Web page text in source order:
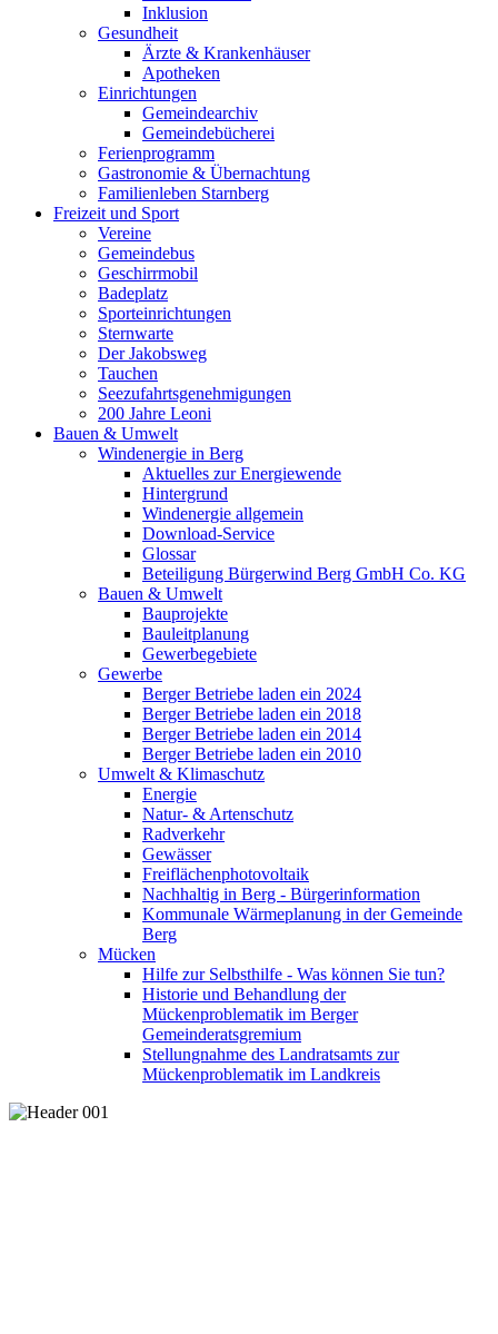
Inklusion
Gesundheit
Ärzte & Krankenhäuser
Apotheken
Einrichtungen
Gemeindearchiv
Gemeindebücherei
Ferienprogramm
Gastronomie & Übernachtung
Familienleben Starnberg
Freizeit und Sport
Vereine
Gemeindebus
Geschirrmobil
Badeplatz
Sporteinrichtungen
Sternwarte
Der Jakobsweg
Tauchen
Seezufahrtsgenehmigungen
200 Jahre Leoni
Bauen & Umwelt
Windenergie in Berg
Aktuelles zur Energiewende
Hintergrund
Windenergie allgemein
Download-Service
Glossar
Beteiligung Bürgerwind Berg GmbH Co. KG
Bauen & Umwelt
Bauprojekte
Bauleitplanung
Gewerbegebiete
Gewerbe
Berger Betriebe laden ein 2024
Berger Betriebe laden ein 2018
Berger Betriebe laden ein 2014
Berger Betriebe laden ein 2010
Umwelt & Klimaschutz
Energie
Natur- & Artenschutz
Radverkehr
Gewässer
Freiflächenphotovoltaik
Nachhaltig in Berg - Bürgerinformation
Kommunale Wärmeplanung in der Gemeinde
Berg
Mücken
Hilfe zur Selbsthilfe - Was können Sie tun?
Historie und Behandlung der
Mückenproblematik im Berger
Gemeinderatsgremium
Stellungnahme des Landratsamts zur
Mückenproblematik im Landkreis